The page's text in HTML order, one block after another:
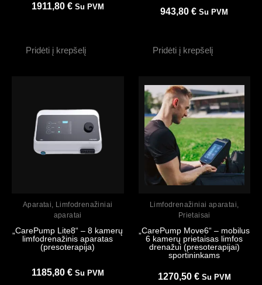
1911,80 € Su PVM
Pridėti į krepšelį
943,80€ Su PVM
Pridėti į krepšelį
Aparatai, Limfodrenažiniai
aparatai
„CarePump Lite8“ – 8 kamerų
limfodrenažinis aparatas
(presoterapija)
1185,80 € Su PVM
Limfodrenažiniai aparatai,
Prietaisai
„CarePump Move6“ – mobilus
6 kamerų prietaisas limfos
drenažui (presoterapijai)
sportininkams
1270,50 € Su PVM